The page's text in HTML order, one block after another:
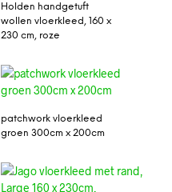
Holden handgetuft
wollen vloerkleed, 160 x
230 cm, roze
patchwork vloerkleed
groen 300cm x 200cm